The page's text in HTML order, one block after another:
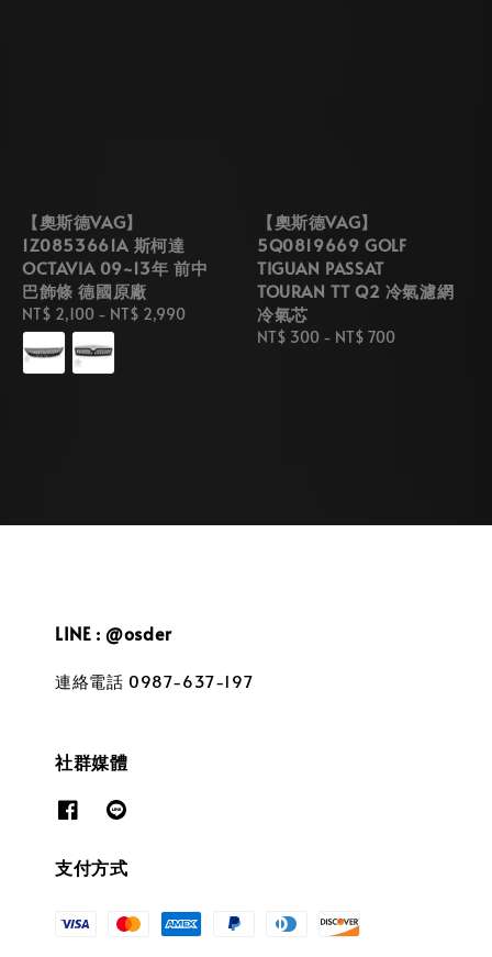
【奧斯德VAG】
1Z0853661A 斯柯達
OCTAVIA 09~13年 前中
巴飾條 德國原廠
Regular
price
NT$ 2,100 - NT$ 2,990
【奧斯德VAG】
5Q0819669 GOLF
TIGUAN PASSAT
TOURAN TT Q2 冷氣濾網
冷氣芯
Regular
NT$ 300 - NT$ 700
LINE : @osder
連絡電話 0987-637-197
社群媒體
支付方式